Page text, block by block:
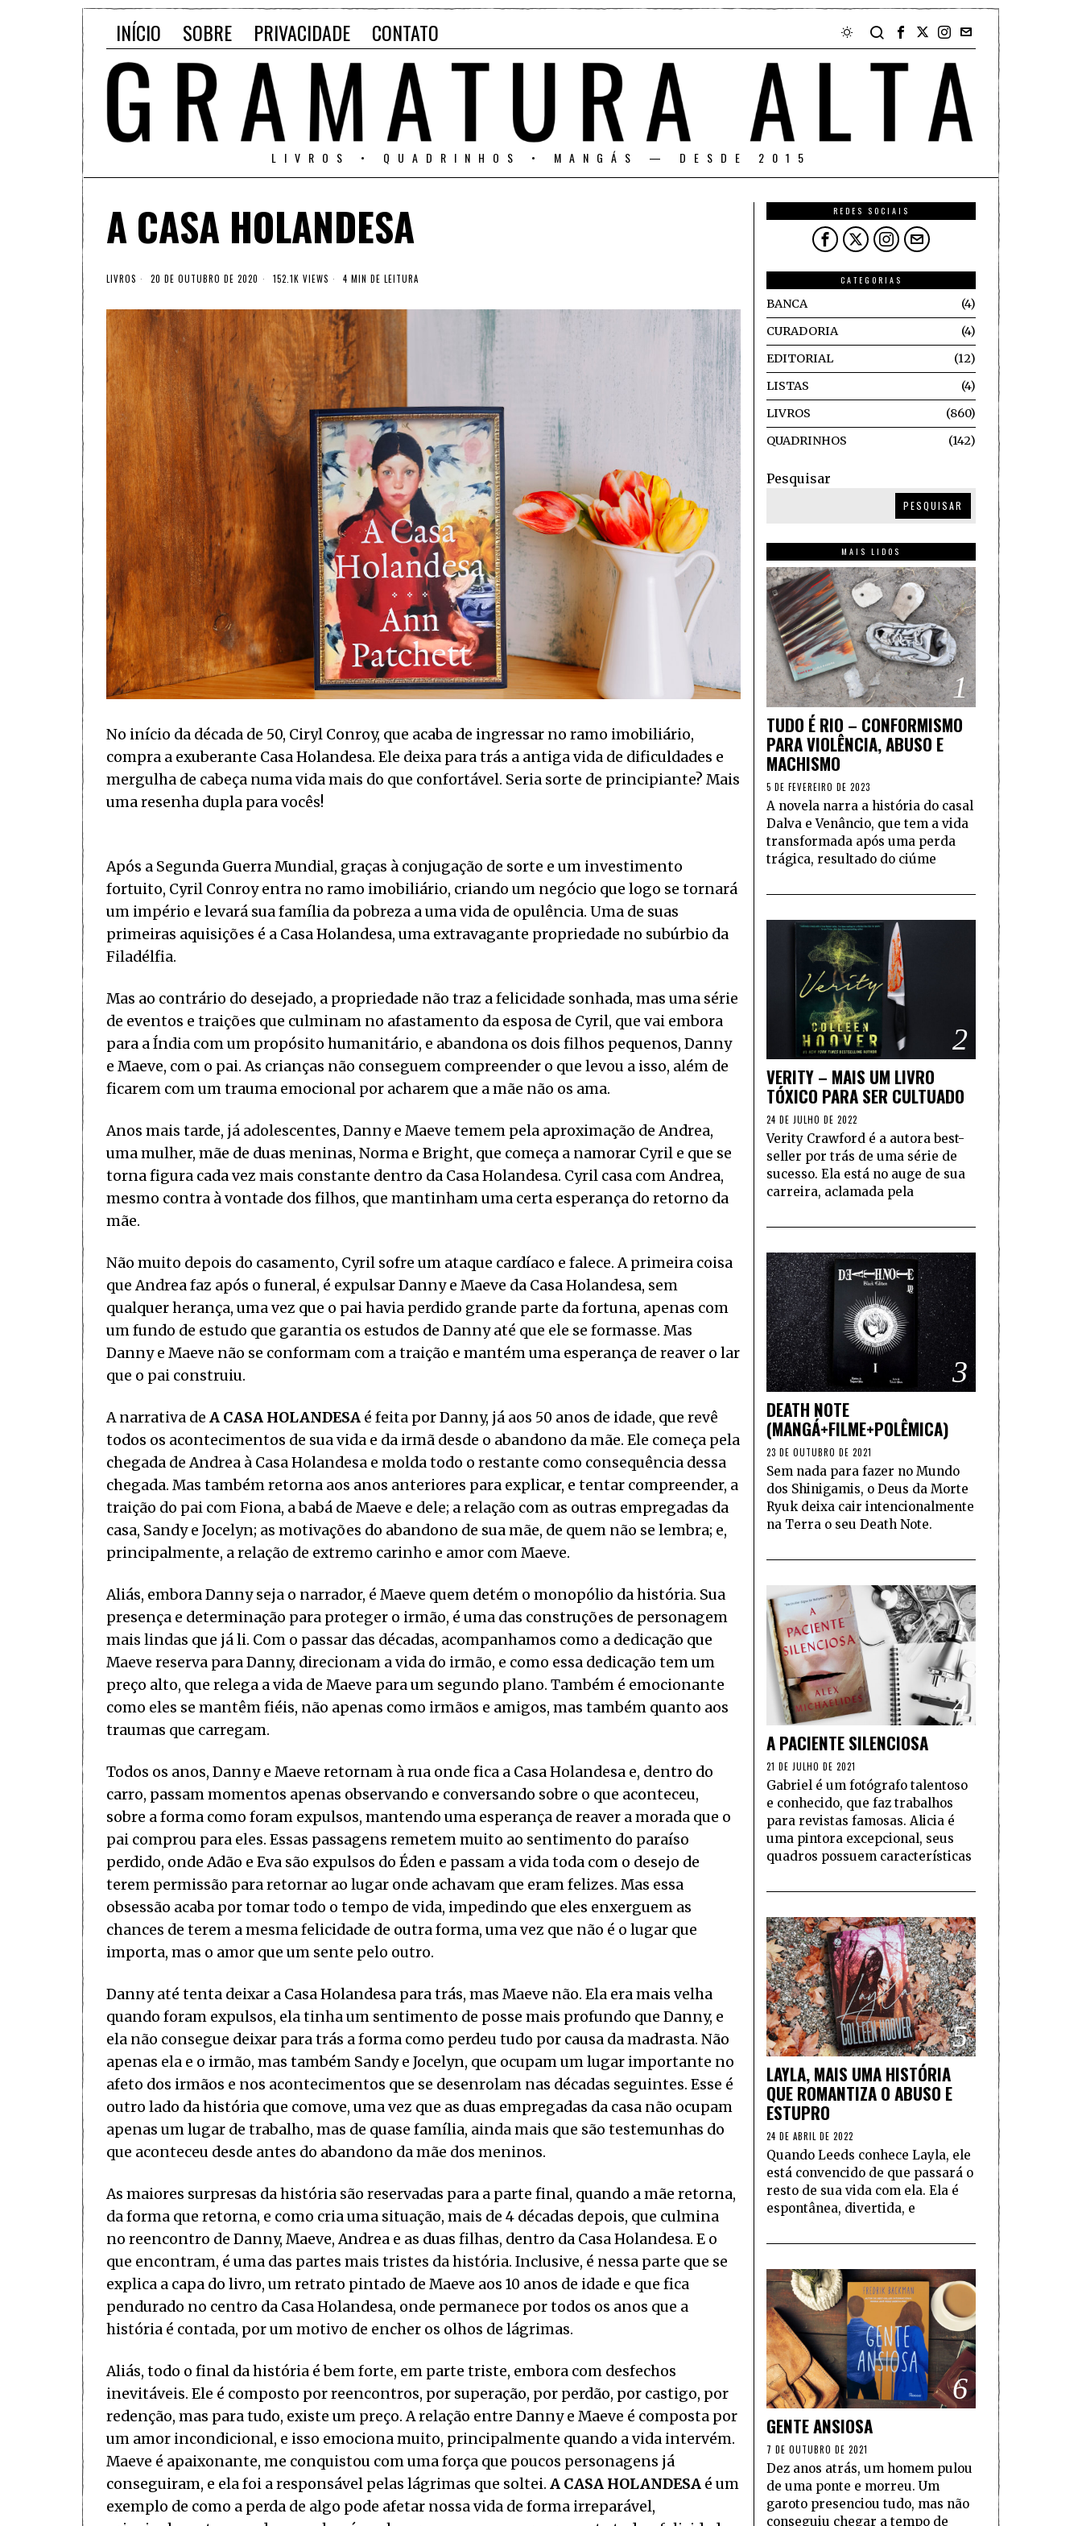
INÍCIO SOBRE PRIVACIDADE CONTATO
LIVROS • QUADRINHOS • MANGÁS — DESDE 2015
A CASA HOLANDESA
LIVROS 20 DE OUTUBRO DE 2020 152.1K VIEWS 4 MIN DE LEITURA
No início da década de 50, Ciryl Conroy, que acaba de ingressar no ramo imobiliário,
compra a exuberante Casa Holandesa. Ele deixa para trás a antiga vida de dificuldades e
mergulha de cabeça numa vida mais do que confortável. Seria sorte de principiante? Mais
uma resenha dupla para vocês!
Após a Segunda Guerra Mundial, graças à conjugação de sorte e um investimento
fortuito, Cyril Conroy entra no ramo imobiliário, criando um negócio que logo se tornará
um império e levará sua família da pobreza a uma vida de opulência. Uma de suas
primeiras aquisições é a Casa Holandesa, uma extravagante propriedade no subúrbio da
Filadélfia.
Mas ao contrário do desejado, a propriedade não traz a felicidade sonhada, mas uma série
de eventos e traições que culminam no afastamento da esposa de Cyril, que vai embora
para a Índia com um propósito humanitário, e abandona os dois filhos pequenos, Danny
e Maeve, com o pai. As crianças não conseguem compreender o que levou a isso, além de
ficarem com um trauma emocional por acharem que a mãe não os ama.
Anos mais tarde, já adolescentes, Danny e Maeve temem pela aproximação de Andrea,
uma mulher, mãe de duas meninas, Norma e Bright, que começa a namorar Cyril e que se
torna figura cada vez mais constante dentro da Casa Holandesa. Cyril casa com Andrea,
mesmo contra à vontade dos filhos, que mantinham uma certa esperança do retorno da
mãe.
Não muito depois do casamento, Cyril sofre um ataque cardíaco e falece. A primeira coisa
que Andrea faz após o funeral, é expulsar Danny e Maeve da Casa Holandesa, sem
qualquer herança, uma vez que o pai havia perdido grande parte da fortuna, apenas com
um fundo de estudo que garantia os estudos de Danny até que ele se formasse. Mas
Danny e Maeve não se conformam com a traição e mantém uma esperança de reaver o lar
que o pai construiu.
A narrativa de A CASA HOLANDESA é feita por Danny, já aos 50 anos de idade, que revê
todos os acontecimentos de sua vida e da irmã desde o abandono da mãe. Ele começa pela
chegada de Andrea à Casa Holandesa e molda todo o restante como consequência dessa
chegada. Mas também retorna aos anos anteriores para explicar, e tentar compreender, a
traição do pai com Fiona, a babá de Maeve e dele; a relação com as outras empregadas da
casa, Sandy e Jocelyn; as motivações do abandono de sua mãe, de quem não se lembra; e,
principalmente, a relação de extremo carinho e amor com Maeve.
Aliás, embora Danny seja o narrador, é Maeve quem detém o monopólio da história. Sua
presença e determinação para proteger o irmão, é uma das construções de personagem
mais lindas que já li. Com o passar das décadas, acompanhamos como a dedicação que
Maeve reserva para Danny, direcionam a vida do irmão, e como essa dedicação tem um
preço alto, que relega a vida de Maeve para um segundo plano. Também é emocionante
como eles se mantêm fiéis, não apenas como irmãos e amigos, mas também quanto aos
traumas que carregam.
Todos os anos, Danny e Maeve retornam à rua onde fica a Casa Holandesa e, dentro do
carro, passam momentos apenas observando e conversando sobre o que aconteceu,
sobre a forma como foram expulsos, mantendo uma esperança de reaver a morada que o
pai comprou para eles. Essas passagens remetem muito ao sentimento do paraíso
perdido, onde Adão e Eva são expulsos do Éden e passam a vida toda com o desejo de
terem permissão para retornar ao lugar onde achavam que eram felizes. Mas essa
obsessão acaba por tomar todo o tempo de vida, impedindo que eles enxerguem as
chances de terem a mesma felicidade de outra forma, uma vez que não é o lugar que
importa, mas o amor que um sente pelo outro.
Danny até tenta deixar a Casa Holandesa para trás, mas Maeve não. Ela era mais velha
quando foram expulsos, ela tinha um sentimento de posse mais profundo que Danny, e
ela não consegue deixar para trás a forma como perdeu tudo por causa da madrasta. Não
apenas ela e o irmão, mas também Sandy e Jocelyn, que ocupam um lugar importante no
afeto dos irmãos e nos acontecimentos que se desenrolam nas décadas seguintes. Esse é
outro lado da história que comove, uma vez que as duas empregadas da casa não ocupam
apenas um lugar de trabalho, mas de quase família, ainda mais que são testemunhas do
que aconteceu desde antes do abandono da mãe dos meninos.
As maiores surpresas da história são reservadas para a parte final, quando a mãe retorna,
da forma que retorna, e como cria uma situação, mais de 4 décadas depois, que culmina
no reencontro de Danny, Maeve, Andrea e as duas filhas, dentro da Casa Holandesa. E o
que encontram, é uma das partes mais tristes da história. Inclusive, é nessa parte que se
explica a capa do livro, um retrato pintado de Maeve aos 10 anos de idade e que fica
pendurado no centro da Casa Holandesa, onde permanece por todos os anos que a
história é contada, por um motivo de encher os olhos de lágrimas.
Aliás, todo o final da história é bem forte, em parte triste, embora com desfechos
inevitáveis. Ele é composto por reencontros, por superação, por perdão, por castigo, por
redenção, mas para tudo, existe um preço. A relação entre Danny e Maeve é composta por
um amor incondicional, e isso emociona muito, principalmente quando a vida intervém.
Maeve é apaixonante, me conquistou com uma força que poucos personagens já
conseguiram, e ela foi a responsável pelas lágrimas que soltei. A CASA HOLANDESA é um
exemplo de como a perda de algo pode afetar nossa vida de forma irreparável,
REDES SOCIAIS
CATEGORIAS
BANCA
4
CURADORIA
4
EDITORIAL
12
LISTAS
4
LIVROS
860
QUADRINHOS
142
Pesquisar
PESQUISAR
MAIS LIDOS
1
TUDO É RIO – CONFORMISMO
PARA VIOLÊNCIA, ABUSO E
MACHISMO
5 DE FEVEREIRO DE 2023
A novela narra a história do casal
Dalva e Venâncio, que tem a vida
transformada após uma perda
trágica, resultado do ciúme
2
VERITY – MAIS UM LIVRO
TÓXICO PARA SER CULTUADO
24 DE JULHO DE 2022
Verity Crawford é a autora best-
seller por trás de uma série de
sucesso. Ela está no auge de sua
carreira, aclamada pela
3
DEATH NOTE
(MANGÁ+FILME+POLÊMICA)
23 DE OUTUBRO DE 2021
Sem nada para fazer no Mundo
dos Shinigamis, o Deus da Morte
Ryuk deixa cair intencionalmente
na Terra o seu Death Note.
4
A PACIENTE SILENCIOSA
21 DE JULHO DE 2021
Gabriel é um fotógrafo talentoso
e conhecido, que faz trabalhos
para revistas famosas. Alicia é
uma pintora excepcional, seus
quadros possuem características
5
LAYLA, MAIS UMA HISTÓRIA
QUE ROMANTIZA O ABUSO E
ESTUPRO
24 DE ABRIL DE 2022
Quando Leeds conhece Layla, ele
está convencido de que passará o
resto de sua vida com ela. Ela é
espontânea, divertida, e
6
GENTE ANSIOSA
7 DE OUTUBRO DE 2021
Dez anos atrás, um homem pulou
de uma ponte e morreu. Um
garoto presenciou tudo, mas não
conseguiu chegar a tempo de